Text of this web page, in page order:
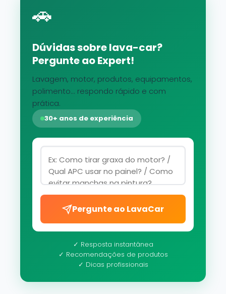
🚗
Dúvidas sobre lava-car?
Pergunte ao Expert!
Lavagem, motor, produtos, equipamentos,
polimento... respondo rápido e com
prática.
30+ anos de experiência
Pergunte ao LavaCar
✓ Resposta instantânea
✓ Recomendações de produtos
✓ Dicas profissionais